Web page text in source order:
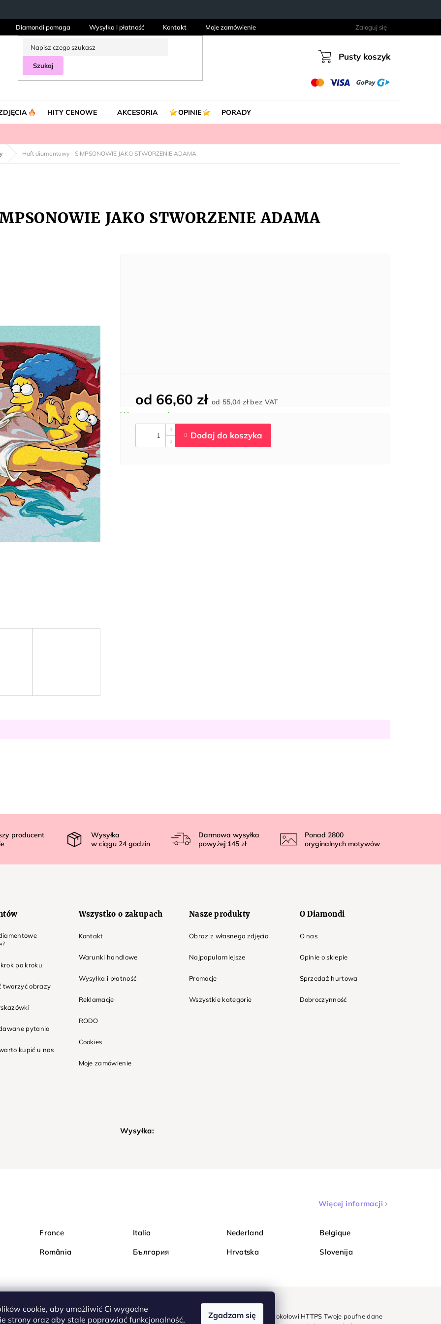
cookie, aby umożliwić Ci wygodne
strony oraz aby stale poprawiać funkcjonalność,
Zgadzam się
Diamondi pomaga Wysyłka i płatność Kontakt Moje zamówienie Zaloguj się
Szukaj Koszyk
Pusty koszyk
HITY CENOWE AKCESORIA OPINIE PORADY
Haft diamentowy - SIMPSONOWIE JAKO STWORZENIE ADAMA
JAKO STWORZENIE ADAMA
od 66,60 zł od 55,04 złbez VAT
producent
Wysyłka
w ciągu 24 godzin
Darmowa wysyłka
powyżej 145 zł
Ponad 2800
oryginalnych motywów
po kroku
tworzyć obrazy
pytania
kupić u nas
Wszystko o zakupach
Kontakt
Warunki handlowe
Wysyłka i płatność
Reklamacje
RODO
Cookies
Moje zamówienie
Nasze produkty
Obraz z własnego zdjęcia
Najpopularniejsze
Promocje
Wszystkie kategorie
O Diamondi
O nas
Opinie o sklepie
Sprzedaż hurtowa
Dobroczynność
Wysyłka:
Więcej informacji
France Italia Nederland Belgique
România България Hrvatska Slovenija
Kupuj bezpiecznie w Diamondi. Dzięki protokołowi HTTPS Twoje poufne dane